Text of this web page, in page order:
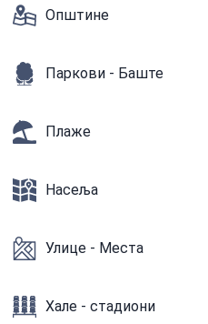
Општине
Паркови - Баште
Плаже
Насеља
Улице - Места
Хале - стадиони